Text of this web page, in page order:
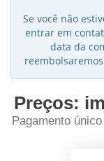
Se você não
entrar em
data da
Preços:
Pagamento